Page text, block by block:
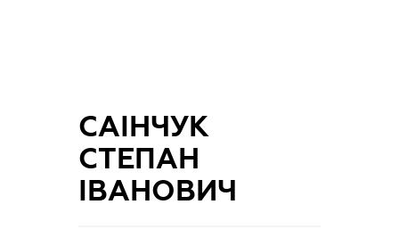
САІНЧУК
СТЕПАН
ІВАНОВИЧ